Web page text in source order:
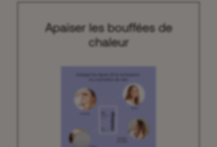
Apaiser les bouffées de
chaleur